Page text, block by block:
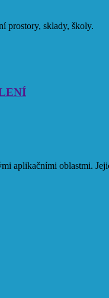
prostory, sklady, školy.
aplikačními oblastmi.